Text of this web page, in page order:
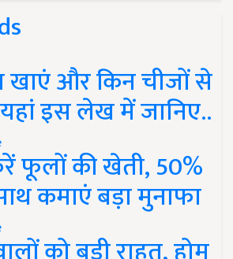
खाएं और किन चीजों से
इस लेख में जानिए..
फूलों की खेती, 50%
कमाएं बड़ा मुनाफा